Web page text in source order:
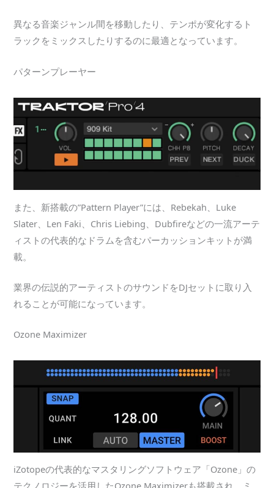
異なる音楽ジャンル間を移動したり、テンポが変化するト
ラックをミックスしたりするのに最適となっています。
パターンプレーヤー
また、新搭載の”Pattern Player”には、Rebekah、Luke
Slater、Len Faki、Chris Liebing、Dubfireなどの一流アーテ
ィストの代表的なドラムを含むパーカッションキットが満
載。
業界の伝説的アーティストのサウンドをDJセットに取り入
れることが可能になっています。
Ozone Maximizer
iZotopeの代表的なマスタリングソフトウェア「Ozone」の